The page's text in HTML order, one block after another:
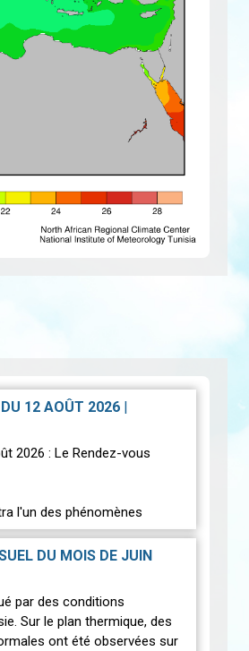
12 AOÛT 2026 |
2026 : Le Rendez-vous
l'un des phénomènes
: une…
DU MOIS DE JUIN
par des conditions
Sur le plan thermique, des
ont été observées sur